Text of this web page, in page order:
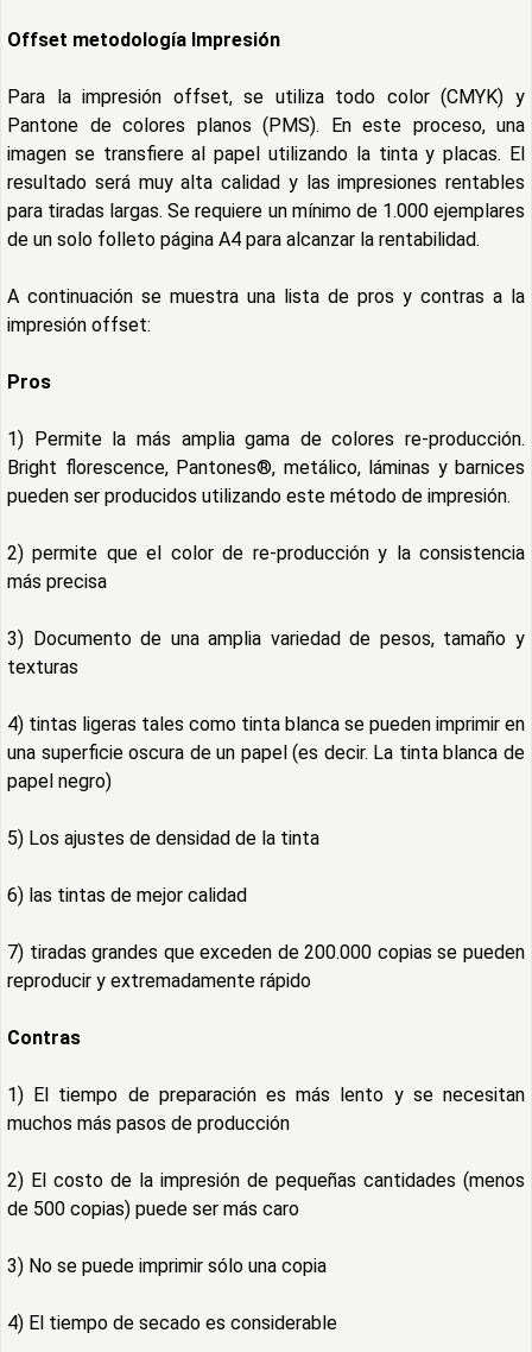
Offset metodología Impresión
Para la impresión offset, se utiliza todo color (CMYK) y
Pantone de colores planos (PMS). En este proceso, una
imagen se transfiere al papel utilizando la tinta y placas. El
resultado será muy alta calidad y las impresiones rentables
para tiradas largas. Se requiere un mínimo de 1.000 ejemplares
de un solo folleto página A4 para alcanzar la rentabilidad.
A continuación se muestra una lista de pros y contras a la
impresión offset:
Pros
1) Permite la más amplia gama de colores re-producción.
Bright florescence, Pantones®, metálico, láminas y barnices
pueden ser producidos utilizando este método de impresión.
2) permite que el color de re-producción y la consistencia
más precisa
3) Documento de una amplia variedad de pesos, tamaño y
texturas
4) tintas ligeras tales como tinta blanca se pueden imprimir en
una superficie oscura de un papel (es decir. La tinta blanca de
papel negro)
5) Los ajustes de densidad de la tinta
6) las tintas de mejor calidad
7) tiradas grandes que exceden de 200.000 copias se pueden
reproducir y extremadamente rápido
Contras
1) El tiempo de preparación es más lento y se necesitan
muchos más pasos de producción
2) El costo de la impresión de pequeñas cantidades (menos
de 500 copias) puede ser más caro
3) No se puede imprimir sólo una copia
4) El tiempo de secado es considerable